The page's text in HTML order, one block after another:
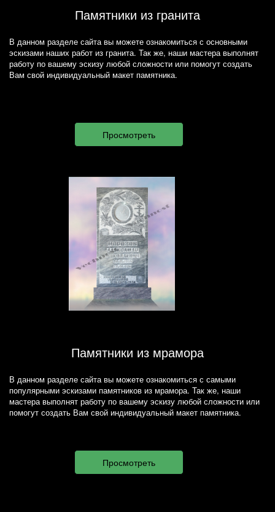
Памятники из гранита
В данном разделе сайта вы можете ознакомиться с основными
эскизами наших работ из гранита. Так же, наши мастера выполнят
работу по вашему эскизу любой сложности или помогут создать
Вам свой индивидуальный макет памятника.
Памятники из мрамора
В данном разделе сайта вы можете ознакомиться с самыми
популярными эскизами памятников из мрамора. Так же, наши
мастера выполнят работу по вашему эскизу любой сложности или
помогут создать Вам свой индивидуальный макет памятника.